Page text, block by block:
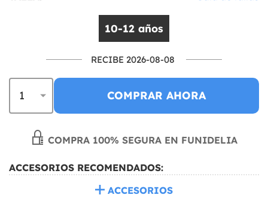
10-12 años
RECIBE 2026-08-08
COMPRAR AHORA
COMPRA 100% SEGURA EN FUNIDELIA
ACCESORIOS RECOMENDADOS:
ACCESORIOS